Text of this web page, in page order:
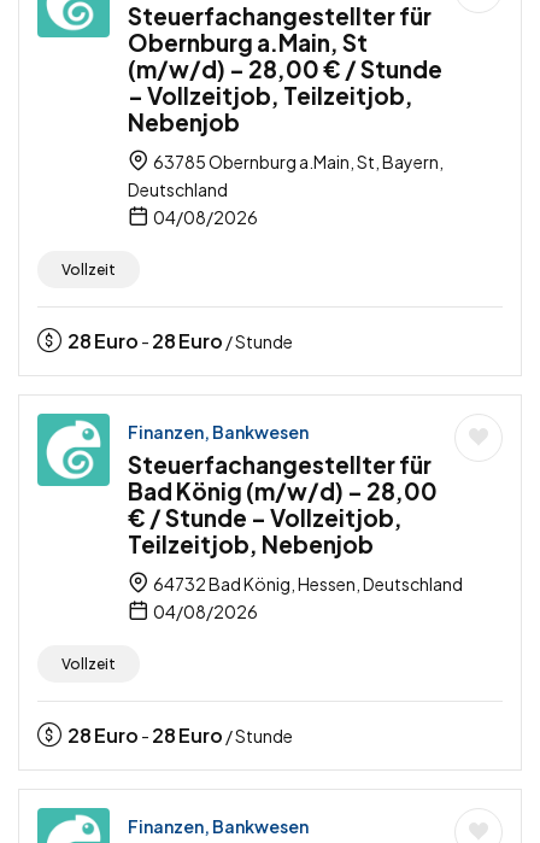
Steuerfachangestellter für
Obernburg a.Main, St
(m/w/d) – 28,00 € / Stunde
– Vollzeitjob, Teilzeitjob,
Nebenjob
63785 Obernburg a.Main, St, Bayern,
Deutschland
04/08/2026
Vollzeit
28Euro - 28Euro / Stunde
Finanzen, Bankwesen
Steuerfachangestellter für
Bad König (m/w/d) – 28,00
€ / Stunde – Vollzeitjob,
Teilzeitjob, Nebenjob
64732 Bad König, Hessen, Deutschland
04/08/2026
Vollzeit
28Euro - 28Euro / Stunde
Finanzen, Bankwesen